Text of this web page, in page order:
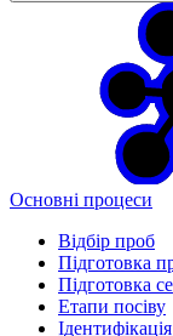
Основні процеси
Відбір проб
Підготовка
Підготовка
Етапи посіву